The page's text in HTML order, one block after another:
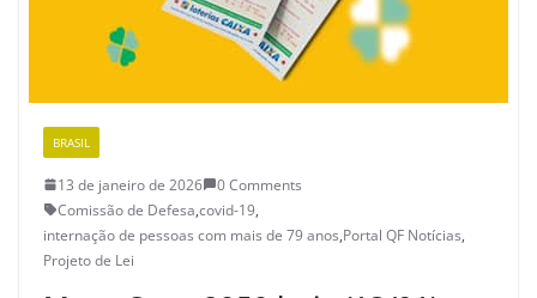
BRASIL
13 de janeiro de 2026
0 Comments
Comissão de Defesa,covid-19,
internação de pessoas com mais de 79 anos,Portal QF Notícias,
Projeto de Lei